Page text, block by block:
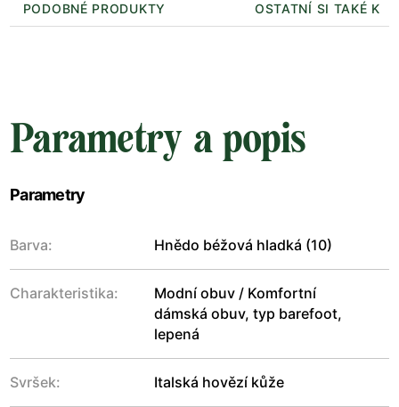
PODOBNÉ PRODUKTY OSTATNÍ SI TAKÉ
Parametry a popis
Parametry
Barva: Hnědo béžová hladká (10)
Charakteristika:
Modní obuv / Komfortní
dámská obuv, typ barefoot,
lepená
Svršek: Italská hovězí kůže